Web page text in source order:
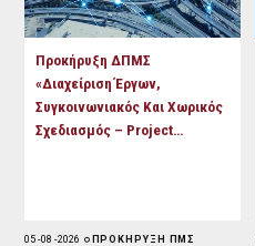
Προκήρυξη ΔΠΜΣ
«Διαχείριση Έργων,
Συγκοινωνιακός Και Χωρικός
Σχεδιασμός – Project…
05 - 08 - 2026 ΠΡΟΚΗΡΥΞΗ ΠΜΣ